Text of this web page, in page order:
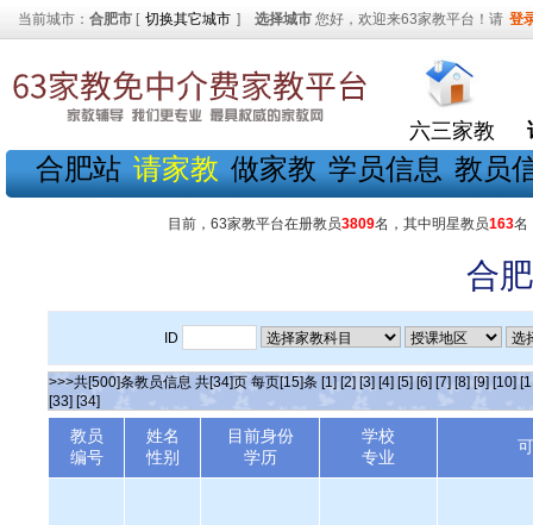
当前城市： 合肥市 [ 切换其它城市 ] 选择城市 您好，欢迎来63家教平台！请 登
六三家教
合肥站 请家教 做家教 学员信息 教员
目前，63家教平台在册教员3809名，其中明星教员163名
合
ID
>>>共[500]条教员信息 共[34]页 每页[15]条 [1] [2] [3] [4] [5] [6] [7] [8] [9] [10]
[33] [34]
教员
编号
姓名
性别
目前身份
学历
学校
专业